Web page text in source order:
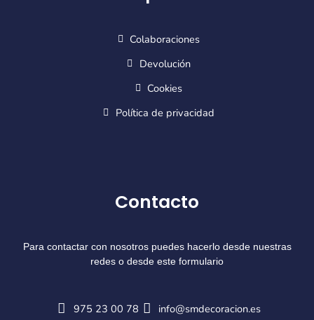
Colaboraciones
Devolución
Cookies
Política de privacidad
Contacto
Para contactar con nosotros puedes hacerlo desde nuestras
redes o desde este formulario
975 23 00 78 info@smdecoracion.es